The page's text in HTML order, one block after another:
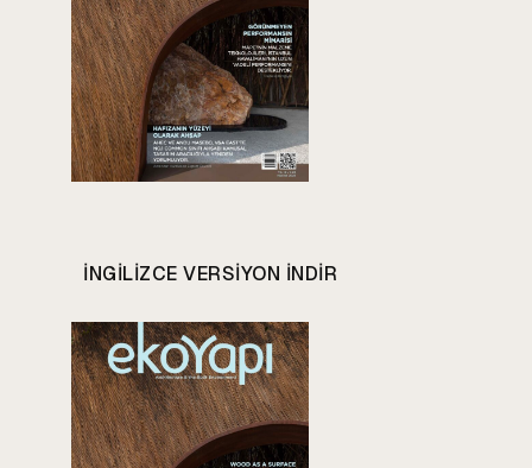
INGILIZCE VERSIYON INDIR